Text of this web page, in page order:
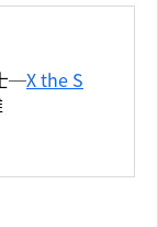
─X the S